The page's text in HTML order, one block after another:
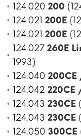
124.020 200
124.021 200E
124.021 200E
124.027 260E
1993)
124.040 200CE
124.042 220CE
124.043 230CE
124.043 230CE
124.050 300CE